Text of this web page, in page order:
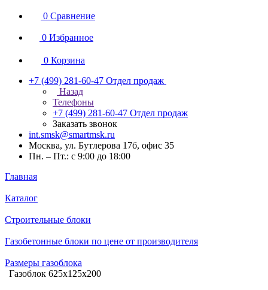
0 Сравнение
0 Избранное
0 Корзина
+7 (499) 281-60-47 Отдел продаж
Назад
Телефоны
+7 (499) 281-60-47 Отдел продаж
Заказать звонок
int.smsk@smartmsk.ru
Москва, ул. Бутлерова 17б, офис 35
Пн. – Пт.: с 9:00 до 18:00
Главная
Каталог
Строительные блоки
Газобетонные блоки по цене от производителя
Размеры газоблока
Газоблок 625х125х200